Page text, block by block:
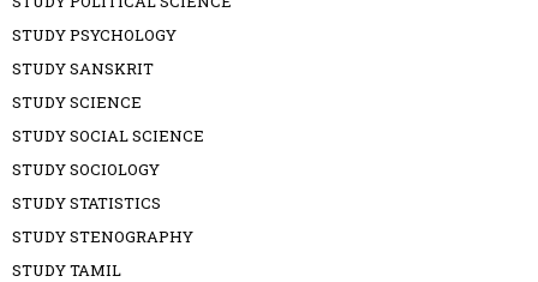
STUDY PSYCHOLOGY
STUDY SANSKRIT
STUDY SCIENCE
STUDY SOCIAL SCIENCE
STUDY SOCIOLOGY
STUDY STATISTICS
STUDY STENOGRAPHY
STUDY TAMIL